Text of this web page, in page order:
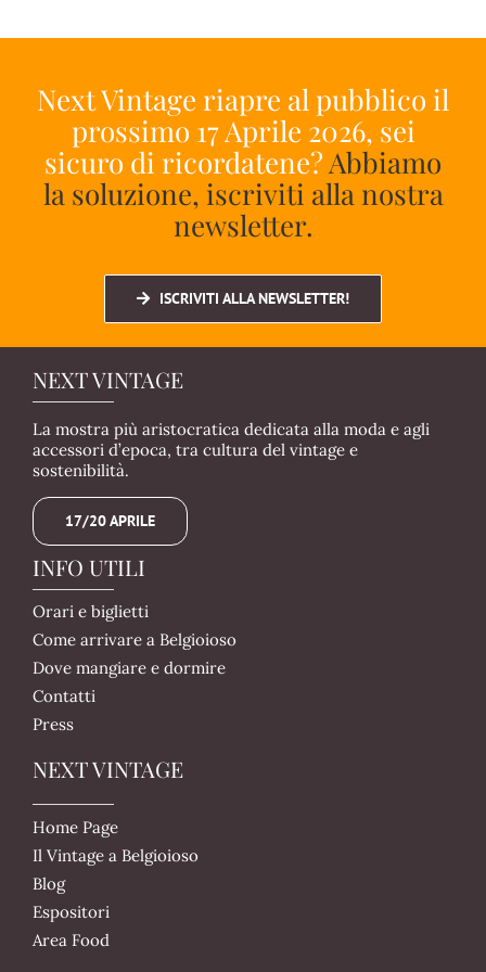
Next Vintage riapre al pubblico il
prossimo 17 Aprile 2026, sei
sicuro di ricordatene? Abbiamo
la soluzione, iscriviti alla nostra
newsletter.
ISCRIVITI ALLA NEWSLETTER!
NEXT VINTAGE
La mostra più aristocratica dedicata alla moda e agli
accessori d’epoca, tra cultura del vintage e
sostenibilità.
17/20 APRILE
INFO UTILI
Orari e biglietti
Come arrivare a Belgioioso
Dove mangiare e dormire
Contatti
Press
NEXT VINTAGE
Home Page
Il Vintage a Belgioioso
Blog
Espositori
Area Food